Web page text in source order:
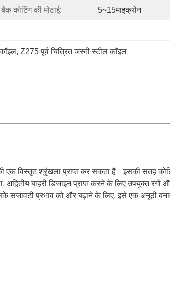
बैक कोटिंग की मोटाई: 5~15माइक्रोन
, Z275 पूर्व चित्रित जस्ती स्टील कॉइल
एक विस्तृत श्रृंखला प्राप्त कर सकता है। इसकी सतह
बाहरी डिजाइन प्राप्त करने के लिए उपयुक्त
सजावटी प्रभाव को और बढ़ाने के लिए, इसे एक अनूठी